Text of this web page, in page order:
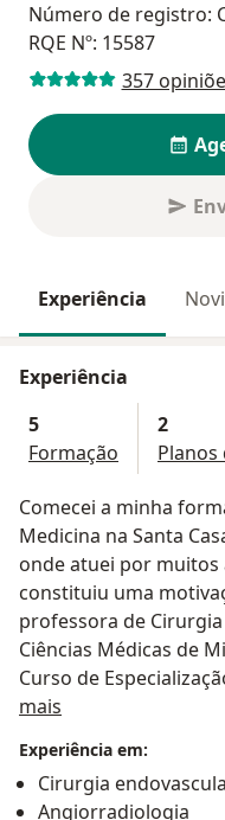
Número de registro:
RQE Nº: 15587
357
Experiência
Experiência
5
Formação
2
Planos
Comecei a minha
Medicina na Santa
onde atuei por muitos
constituiu uma
professora de
Ciências Médicas de
Curso de
Casa de Belo Horizonte.
que avalio o histórico
queixas e
mais
Experiência em:
Cirurgia
Angiorradiologia